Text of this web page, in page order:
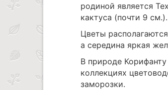
родиной является
кактуса (почти 9 см.).
Цветы
а середина яркая
В природе
коллекциях
заморозки.